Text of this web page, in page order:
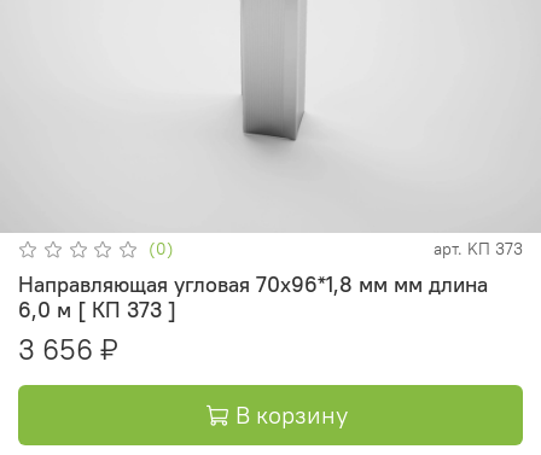
(0) арт. KП 373
Направляющая угловая 70х96*1,8 мм мм длина
6,0 м [ КП 373 ]
3 656 ₽
В корзину